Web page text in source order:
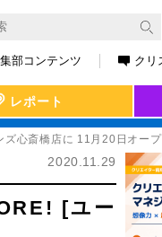
部コンテンツ クリ
レポート
ズ心斎橋店に 11月20日オー
2020.11.29
[ユー